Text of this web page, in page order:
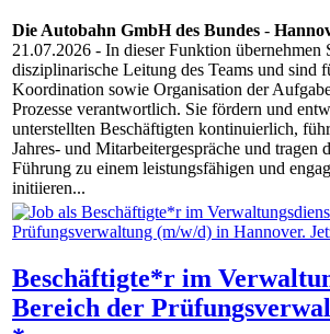
Die Autobahn GmbH des Bundes -
21.07.2026 - In dieser Funktion übernehmen
disziplinarische Leitung des Teams und sind
Koordination sowie Organisation der
Prozesse verantwortlich. Sie fördern und
unterstellten Beschäftigten kontinuierlich,
Jahres- und Mitarbeitergespräche und tragen
Führung zu einem leistungsfähigen und
initiieren...
Beschäftigte*r im
Bereich der